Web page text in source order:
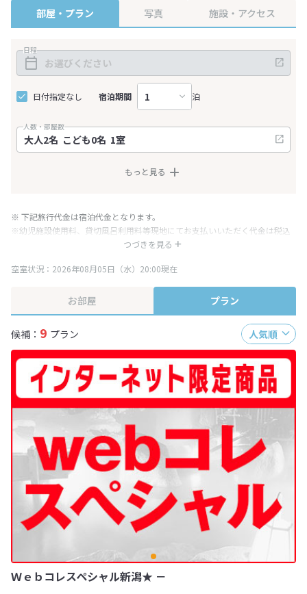
部屋・プラン 写真 施設・アクセス
日程
日付指定なし 宿泊期間 泊
人数・部屋数
もっと見る
つづきを見る
※ 下記旅行代金は宿泊代金となります。
※幼児施設使用料、貸切風呂利用料等現地にてお支払いいただく代金は税込
み表記となりますが、消費税増税に伴い代金が一部変更となる場合がござい
※表示されている旅行代金・プラン内容は一定時間ごとに更新されます。最
空室状況：2026年08月05日（水）20:00現在
お部屋 プラン
候補： 9 プラン 人気順
Ｗｅｂコレスペシャル新潟★ －